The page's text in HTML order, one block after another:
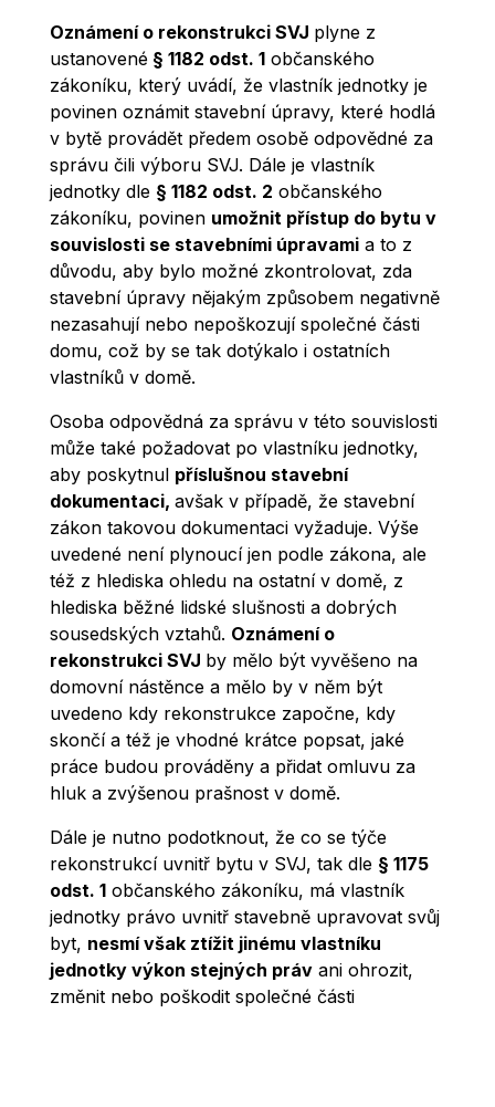
Oznámení o rekonstrukci SVJ plyne z
ustanovené§ 1182 odst. 1občanského
zákoníku, který uvádí, že vlastník jednotky je
povinen oznámit stavební úpravy, které hodlá
v bytě provádět předem osobě odpovědné za
správu čili výboru SVJ. Dále je vlastník
jednotky dle § 1182 odst. 2 občanského
zákoníku, povinen umožnit přístup do bytu v
souvislosti se stavebními úpravamia to z
důvodu, aby bylo možné zkontrolovat, zda
stavební úpravy nějakým způsobem negativně
nezasahují nebo nepoškozují společné části
domu, což by se tak dotýkalo i ostatních
vlastníků v domě.
Osoba odpovědná za správu v této souvislosti
může také požadovat po vlastníku jednotky,
aby poskytnul příslušnou stavební
dokumentaci, avšak v případě, že stavební
zákon takovou dokumentaci vyžaduje. Výše
uvedené není plynoucí jen podle zákona, ale
též z hlediska ohledu na ostatní v domě, z
hlediska běžné lidské slušnosti a dobrých
sousedských vztahů. Oznámení o
rekonstrukci SVJ by mělo být vyvěšeno na
domovní nástěnce a mělo by v něm být
uvedeno kdy rekonstrukce započne, kdy
skončí a též je vhodné krátce popsat, jaké
práce budou prováděny a přidat omluvu za
hluk a zvýšenou prašnost v domě.
Dále je nutno podotknout, že co se týče
rekonstrukcí uvnitř bytu v SVJ, tak dle § 1175
odst. 1občanského zákoníku, má vlastník
jednotky právo uvnitř stavebně upravovat svůj
byt, nesmí však ztížit jinému vlastníku
jednotky výkon stejných právani ohrozit,
změnit nebo poškodit společné části